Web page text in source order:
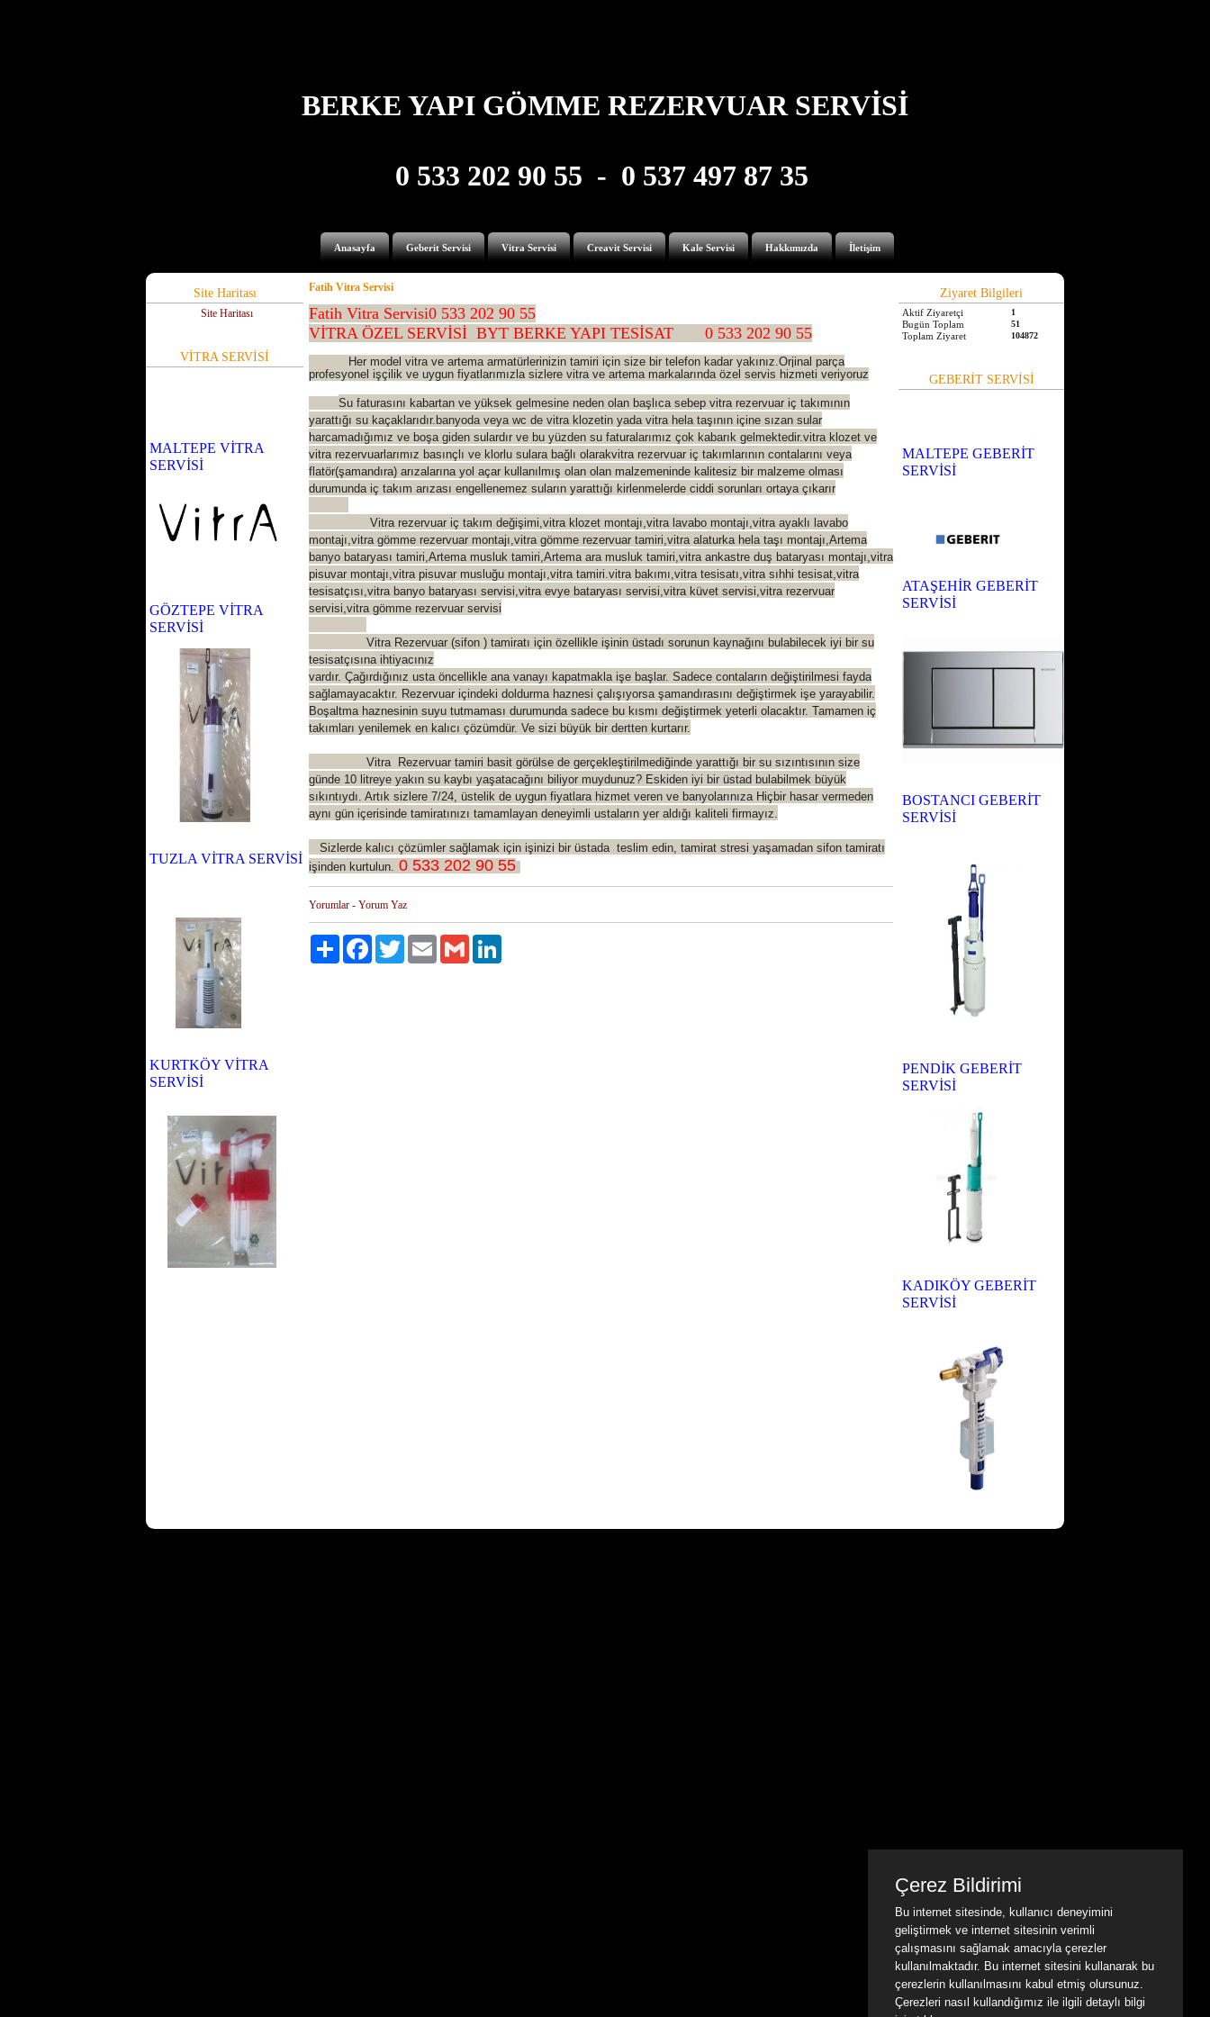
BERKE YAPI GÖMME REZERVUAR SERVİSİ
0 533 202 90 55 - 0 537 497 87 35
Anasayfa Geberit Servisi Vitra Servisi Creavit Servisi Kale Servisi Hakkımızda İletişim
Site Haritası
Site Haritası
VİTRA SERVİSİ
MALTEPE VİTRA
SERVİSİ
GÖZTEPE VİTRA
SERVİSİ
TUZLA VİTRA SERVİSİ
KURTKÖY VİTRA
SERVİSİ
Fatih Vitra Servisi
Fatih Vitra Servisi0 533 202 90 55
VİTRA ÖZEL SERVİSİ BYT BERKE YAPI TESİSAT 0 533 202 90 55
Her model vitra ve artema armatürlerinizin tamiri için size bir telefon kadar yakınız.Orjinal parça
profesyonel işçilik ve uygun fiyatlarımızla sizlere vitra ve artema markalarında özel servis hizmeti veriyoruz
Su faturasını kabartan ve yüksek gelmesine neden olan başlıca sebep vitra rezervuar iç takımının
yarattığı su kaçaklarıdır.banyoda veya wc de vitra klozetin yada vitra hela taşının içine sızan sular
harcamadığımız ve boşa giden sulardır ve bu yüzden su faturalarımız çok kabarık gelmektedir.vitra klozet ve
vitra rezervuarlarımız basınçlı ve klorlu sulara bağlı olarakvitra rezervuar iç takımlarının contalarını veya
flatör(şamandıra) arızalarına yol açar kullanılmış olan olan malzemeninde kalitesiz bir malzeme olması
durumunda iç takım arızası engellenemez suların yarattığı kirlenmelerde ciddi sorunları ortaya çıkarır
Vitra rezervuar iç takım değişimi,vitra klozet montajı,vitra lavabo montajı,vitra ayaklı lavabo
montajı,vitra gömme rezervuar montajı,vitra gömme rezervuar tamiri,vitra alaturka hela taşı montajı,Artema
banyo bataryası tamiri,Artema musluk tamiri,Artema ara musluk tamiri,vitra ankastre duş bataryası montajı,vitra
pisuvar montajı,vitra pisuvar musluğu montajı,vitra tamiri.vitra bakımı,vitra tesisatı,vitra sıhhi tesisat,vitra
tesisatçısı,vitra banyo bataryası servisi,vitra evye bataryası servisi,vitra küvet servisi,vitra rezervuar
servisi,vitra gömme rezervuar servisi
Vitra Rezervuar (sifon ) tamiratı için özellikle işinin üstadı sorunun kaynağını bulabilecek iyi bir su
tesisatçısına ihtiyacınız
vardır. Çağırdığınız usta öncellikle ana vanayı kapatmakla işe başlar. Sadece contaların değiştirilmesi fayda
sağlamayacaktır. Rezervuar içindeki doldurma haznesi çalışıyorsa şamandırasını değiştirmek işe yarayabilir.
Boşaltma haznesinin suyu tutmaması durumunda sadece bu kısmı değiştirmek yeterli olacaktır. Tamamen iç
takımları yenilemek en kalıcı çözümdür. Ve sizi büyük bir dertten kurtarır.
Vitra Rezervuar tamiri basit görülse de gerçekleştirilmediğinde yarattığı bir su sızıntısının size
günde 10 litreye yakın su kaybı yaşatacağını biliyor muydunuz? Eskiden iyi bir üstad bulabilmek büyük
sıkıntıydı. Artık sizlere 7/24, üstelik de uygun fiyatlara hizmet veren ve banyolarınıza Hiçbir hasar vermeden
aynı gün içerisinde tamiratınızı tamamlayan deneyimli ustaların yer aldığı kaliteli firmayız.
Sizlerde kalıcı çözümler sağlamak için işinizi bir üstada teslim edin, tamirat stresi yaşamadan sifon tamiratı
işinden kurtulun. 0 533 202 90 55
Yorumlar - Yorum Yaz
Paylaş FacebookTwitter Email Gmail
Ziyaret Bilgileri
Aktif Ziyaretçi 1
Bugün Toplam 51
Toplam Ziyaret 104872
GEBERİT SERVİSİ
MALTEPE GEBERİT
SERVİSİ
ATAŞEHİR GEBERİT
SERVİSİ
BOSTANCI GEBERİT
SERVİSİ
PENDİK GEBERİT
SERVİSİ
KADIKÖY GEBERİT
SERVİSİ
Çerez Bildirimi
Bu internet sitesinde, kullanıcı deneyimini
geliştirmek ve internet sitesinin verimli
çalışmasını sağlamak amacıyla çerezler
kullanılmaktadır. Bu internet sitesini kullanarak bu
çerezlerin kullanılmasını kabul etmiş olursunuz.
Çerezleri nasıl kullandığımız ile ilgili detaylı bilgi